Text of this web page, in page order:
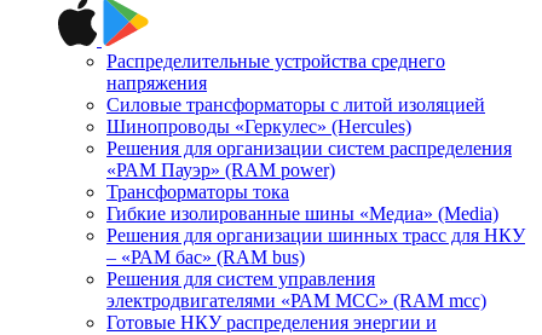
Распределительные устройства среднего
напряжения
Силовые трансформаторы с литой изоляцией
Шинопроводы «Геркулес» (Hercules)
Решения для организации систем распределения
«РАМ Пауэр» (RAM power)
Трансформаторы тока
Гибкие изолированные шины «Медиа» (Media)
Решения для организации шинных трасс для НКУ
– «РАМ бас» (RAM bus)
Решения для систем управления
электродвигателями «РАМ МСС» (RAM mcc)
Готовые НКУ распределения энергии и